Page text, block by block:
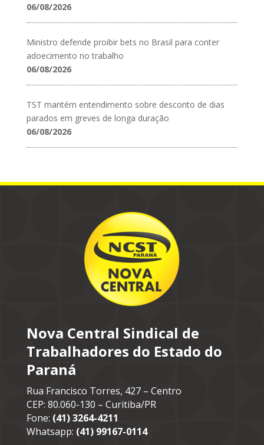
06/08/2026
Ministro defende proibir bets no Brasil para conter
adoecimento no trabalho
06/08/2026
TST mantém entendimento sobre desconto de dias
parados em greves de longa duração
06/08/2026
Nova Central Sindical de
Trabalhadores do Estado do
Paraná
Rua Francisco Torres, 427 – Centro
CEP: 80.060-130 – Curitiba/PR
Fone: (41) 3264-4211
Whatsapp: (41) 99167-0114